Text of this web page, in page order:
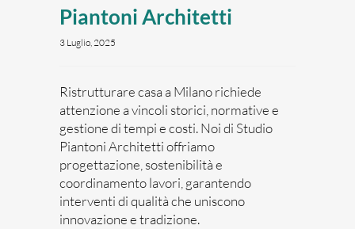
Piantoni Architetti
3 Luglio, 2025
Ristrutturare casa a Milano richiede
attenzione a vincoli storici, normative e
gestione di tempi e costi. Noi di Studio
Piantoni Architetti offriamo
progettazione, sostenibilità e
coordinamento lavori, garantendo
interventi di qualità che uniscono
innovazione e tradizione.